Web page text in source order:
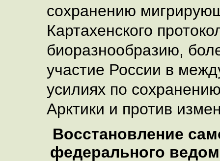
сохранению
Картахенского
биоразнообразию,
участие России в
усилиях по
Арктики и против
Восстановление
федерального